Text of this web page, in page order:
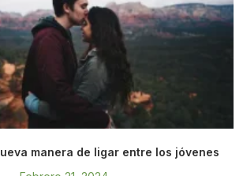
manera de ligar entre los jóvenes